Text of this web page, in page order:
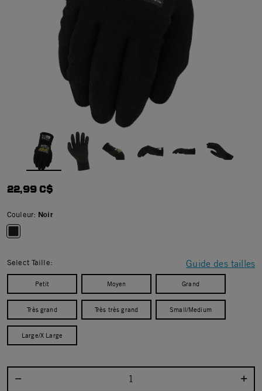
22,99 C$
Couleur: Noir
Guide des tailles
Select Taille:
Petit Moyen Grand
Très grand Très très grand Small/Medium
Large/X Large